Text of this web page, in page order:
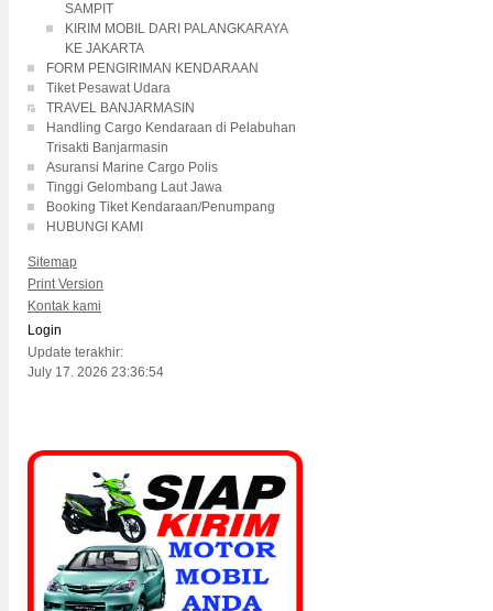
SAMPIT
KIRIM MOBIL DARI PALANGKARAYA
KE JAKARTA
FORM PENGIRIMAN KENDARAAN
Tiket Pesawat Udara
TRAVEL BANJARMASIN
Handling Cargo Kendaraan di Pelabuhan
Trisakti Banjarmasin
Asuransi Marine Cargo Polis
Tinggi Gelombang Laut Jawa
Booking Tiket Kendaraan/Penumpang
HUBUNGI KAMI
Sitemap
Print Version
Kontak kami
Login
Update terakhir:
July 17. 2026 23:36:54